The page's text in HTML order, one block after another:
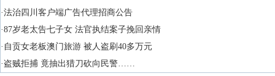
·法治四川客户端广告代理招商公告
·87岁老太告七子女 法官执结案子挽回亲情
·自贡女老板澳门旅游 被人盗刷40多万元
·盗贼拒捕 竟抽出猎刀砍向民警……